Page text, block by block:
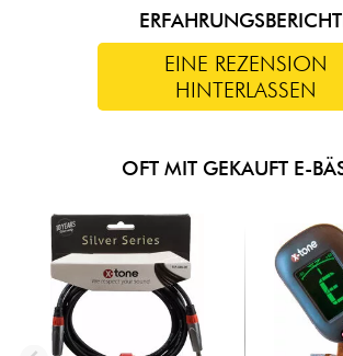
EINE REZENSION
HINTERLASSEN
OFT MIT GEKAUFT E-